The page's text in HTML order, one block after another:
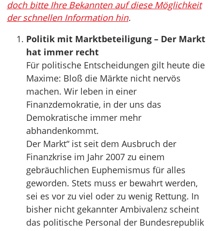
doch bitte Ihre Bekannten auf diese Möglichkeit
der schnellen Information hin.
Politik mit Marktbeteiligung – Der Markt
hat immer recht
Für politische Entscheidungen gilt heute die
Maxime: Bloß die Märkte nicht nervös
machen. Wir leben in einer
Finanzdemokratie, in der uns das
Demokratische immer mehr
abhandenkommt.
Der Markt“ ist seit dem Ausbruch der
Finanzkrise im Jahr 2007 zu einem
gebräuchlichen Euphemismus für alles
geworden. Stets muss er bewahrt werden,
sei es vor zu viel oder zu wenig Rettung. In
bisher nicht gekannter Ambivalenz scheint
das politische Personal der Bundesrepublik